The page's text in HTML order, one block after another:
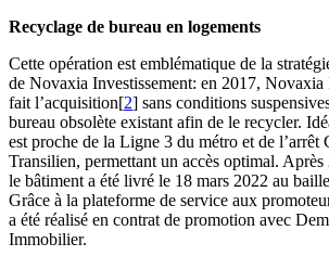
Recyclage de bureau en logements
Cette opération est emblématique de la
de Novaxia Investissement: en 2017, Novaxia
fait l’acquisition[2] sans conditions
bureau obsolète existant afin de le recycler.
est proche de la Ligne 3 du métro et de
Transilien, permettant un accès optimal.
le bâtiment a été livré le 18 mars 2022 au
Grâce à la plateforme de service aux
a été réalisé en contrat de promotion avec
Immobilier.